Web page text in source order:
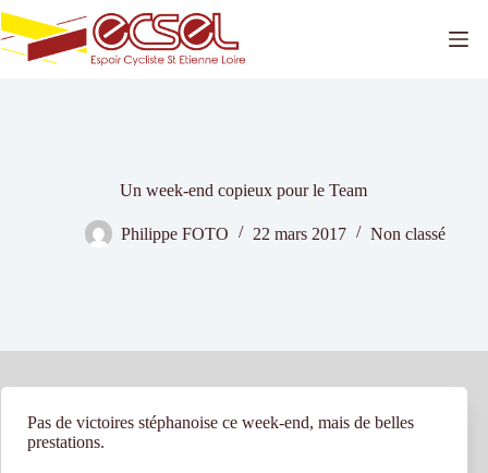
Passer
au
contenu
Un week-end copieux pour le Team
Philippe FOTO 22 mars 2017 Non classé
Pas de victoires stéphanoise ce week-end, mais de belles
prestations.